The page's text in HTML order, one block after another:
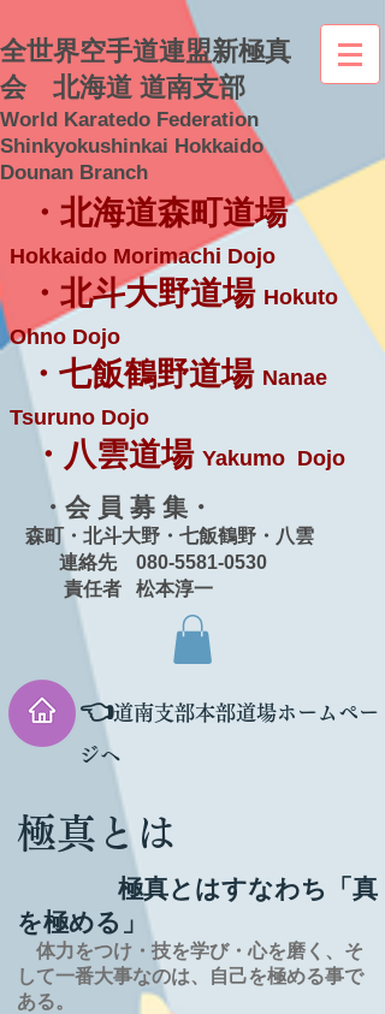
全世界空手道連盟新極真
会 北海道 道南支部
World Karatedo Federation
Shinkyokushinkai Hokkaido
Dounan Branch
・北海道森町道場
Hokkaido Morimachi Dojo
・北斗大野道場 Hokuto
Ohno Dojo
・七飯鶴野道場 Nanae
Tsuruno Dojo
・八雲道場 Yakumo Dojo
・会 員 募 集・
森町・北斗大野・七飯鶴野・八雲
連絡先 080-5581-0530
責任者 松本淳一
👈道南支部本部道場ホームペー
ジへ
極真とは
極真とはすなわち「真
を極める」
体力をつけ・技を学び・心を磨く、そ
して一番大事なのは、自己を極める事で
ある。